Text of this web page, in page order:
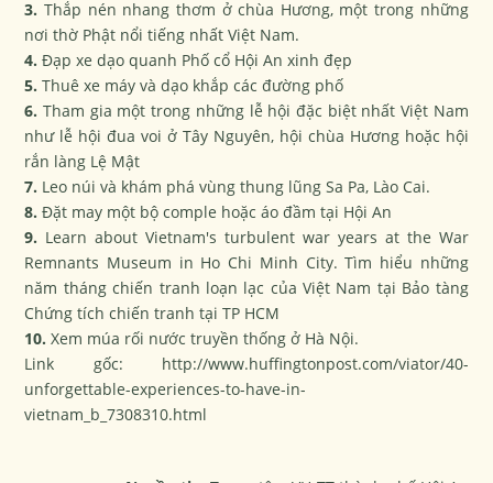
3. Thắp nén nhang thơm ở chùa Hương, một trong những
nơi thờ Phật nổi tiếng nhất Việt Nam.
4. Đạp xe dạo quanh Phố cổ Hội An xinh đẹp
5. Thuê xe máy và dạo khắp các đường phố
6. Tham gia một trong những lễ hội đặc biệt nhất Việt Nam
như lễ hội đua voi ở Tây Nguyên, hội chùa Hương hoặc hội
rắn làng Lệ Mật
7. Leo núi và khám phá vùng thung lũng Sa Pa, Lào Cai.
8. Đặt may một bộ comple hoặc áo đầm tại Hội An
9. Learn about Vietnam's turbulent war years at the War
Remnants Museum in Ho Chi Minh City. Tìm hiểu những
năm tháng chiến tranh loạn lạc của Việt Nam tại Bảo tàng
Chứng tích chiến tranh tại TP HCM
10. Xem múa rối nước truyền thống ở Hà Nội.
Link gốc: http://www.huffingtonpost.com/viator/40-
unforgettable-experiences-to-have-in-
vietnam_b_7308310.html